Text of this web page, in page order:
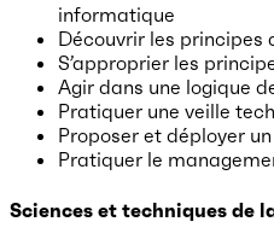
informatique
Découvrir les principes
S’approprier les
Agir dans une logique
Pratiquer une veille
Proposer et déployer
Pratiquer le
Sciences et techniques de